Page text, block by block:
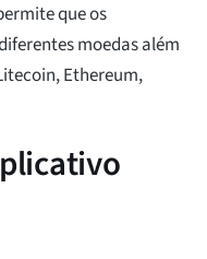
que os
moedas além
Ethereum,